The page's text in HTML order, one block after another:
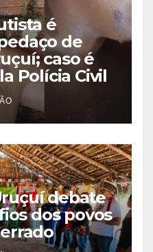
é
de
caso é
Polícia Civil
debate
dos povos